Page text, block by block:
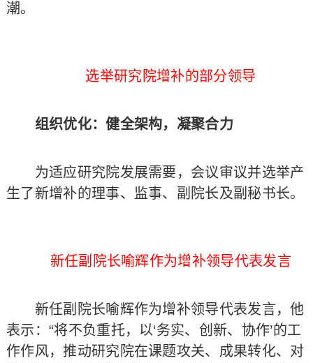
潮。
选举研究院增补的部分领导
组织优化：健全架构，凝聚合力
为适应研究院发展需要，会议审议并选举产
生了新增补的理事、监事、副院长及副秘书长。
新任副院长喻辉作为增补领导代表发言
新任副院长喻辉作为增补领导代表发言，他
表示：“将不负重托，以‘务实、创新、协作’的工
作作风，推动研究院在课题攻关、成果转化、对